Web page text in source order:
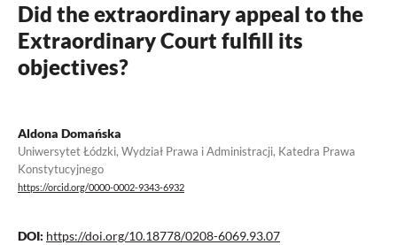
Did the extraordinary appeal to the
Extraordinary Court fulfill its
objectives?
Aldona Domańska
Uniwersytet Łódzki, Wydział Prawa i Administracji, Katedra Prawa
Konstytucyjnego
https://orcid.org/0000-0002-9343-6932
DOI: https://doi.org/10.18778/0208-6069.93.07